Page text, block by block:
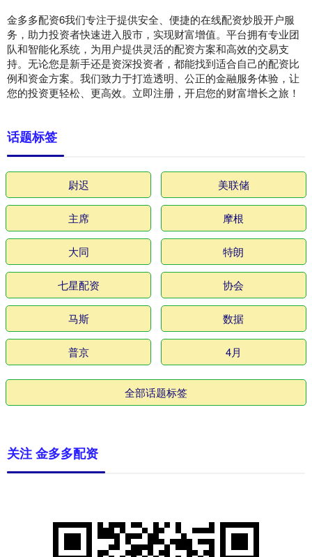
金多多配资6我们专注于提供安全、便捷的在线配资炒股开户服
务，助力投资者快速进入股市，实现财富增值。平台拥有专业团
队和智能化系统，为用户提供灵活的配资方案和高效的交易支
持。无论您是新手还是资深投资者，都能找到适合自己的配资比
例和资金方案。我们致力于打造透明、公正的金融服务体验，让
您的投资更轻松、更高效。立即注册，开启您的财富增长之旅！
话题标签
尉迟 美联储
主席 摩根
大同 特朗
七星配资 协会
马斯 数据
普京 4月
全部话题标签
关注 金多多配资